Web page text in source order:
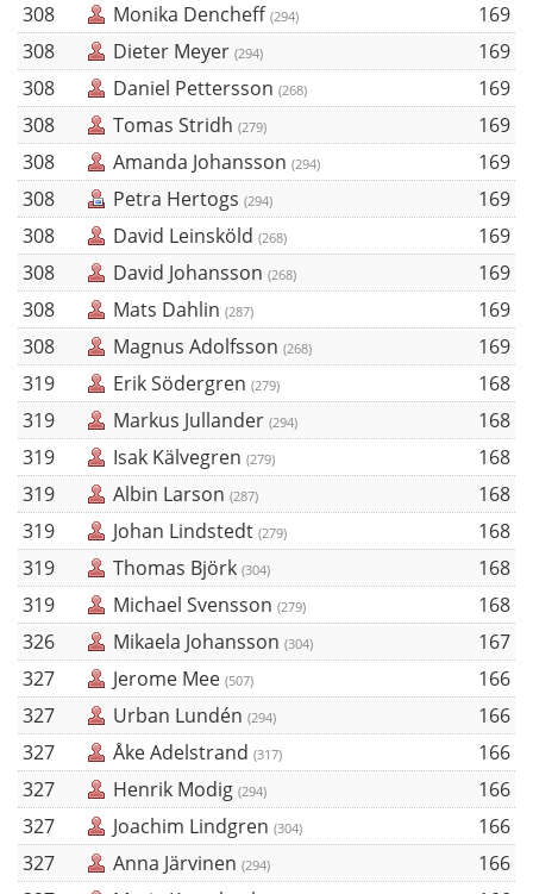
308
Monika Dencheff (294)
169
308
Dieter Meyer (294)
169
308
Daniel Pettersson (268)
169
308
Tomas Stridh (279)
169
308
Amanda Johansson (294)
169
308
Petra Hertogs (294)
169
308
David Leinsköld (268)
169
308
David Johansson (268)
169
308
Mats Dahlin (287)
169
308
Magnus Adolfsson (268)
169
319
Erik Södergren (279)
168
319
Markus Jullander (294)
168
319
Isak Kälvegren (279)
168
319
Albin Larson (287)
168
319
Johan Lindstedt (279)
168
319
Thomas Björk (304)
168
319
Michael Svensson (279)
168
326
Mikaela Johansson (304)
167
327
Jerome Mee (507)
166
327
Urban Lundén (294)
166
327
Åke Adelstrand (317)
166
327
Henrik Modig (294)
166
327
Joachim Lindgren (304)
166
327
Anna Järvinen (294)
166